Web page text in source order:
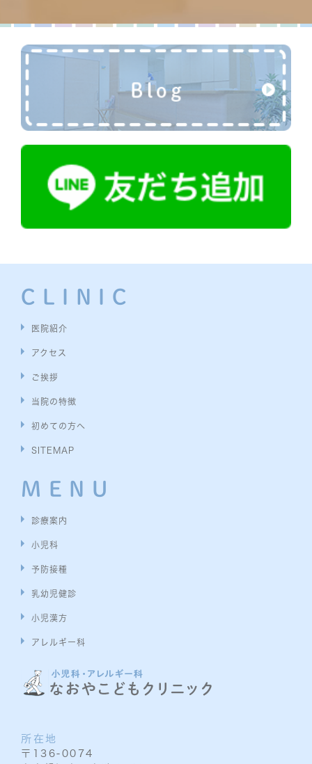
CLINIC
医院紹介
アクセス
ご挨拶
当院の特徴
初めての方へ
SITEMAP
MENU
診療案内
小児科
予防接種
乳幼児健診
小児漢方
アレルギー科
所在地
〒136-0074